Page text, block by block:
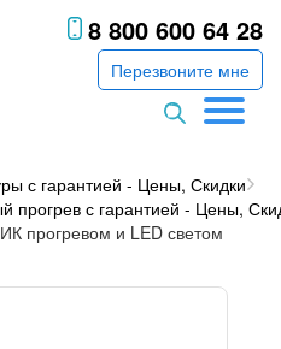
8 800 600 64 28
Перезвоните мне
с гарантией - Цены, Скидки
прогрев с гарантией - Цены,
прогревом и LED светом